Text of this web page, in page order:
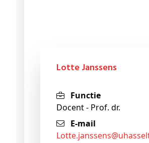
Lotte Janssens
Functie
Docent - Prof. dr.
E-mail
lotte.janssens@